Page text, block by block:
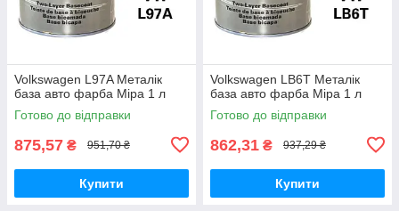
Volkswagen L97A Металік
база авто фарба Mipa 1 л
Готово до відправки
875,57 ₴ 951,70 ₴
Купити
Volkswagen LB6T Металік
база авто фарба Mipa 1 л
Готово до відправки
862,31 ₴ 937,29 ₴
Купити